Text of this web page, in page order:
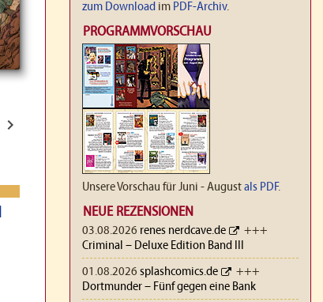

zum Download im PDF-Archiv.
PROGRAMMVORSCHAU
Unsere Vorschau für Juni - Augustals PDF.
NEUE REZENSIONEN
03.08.2026 renes nerdcave.de
+++
Criminal – Deluxe Edition Band III
01.08.2026 splashcomics.de
+++
Dortmunder – Fünf gegen eine Bank